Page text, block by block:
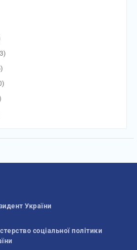
України
соціальної політики